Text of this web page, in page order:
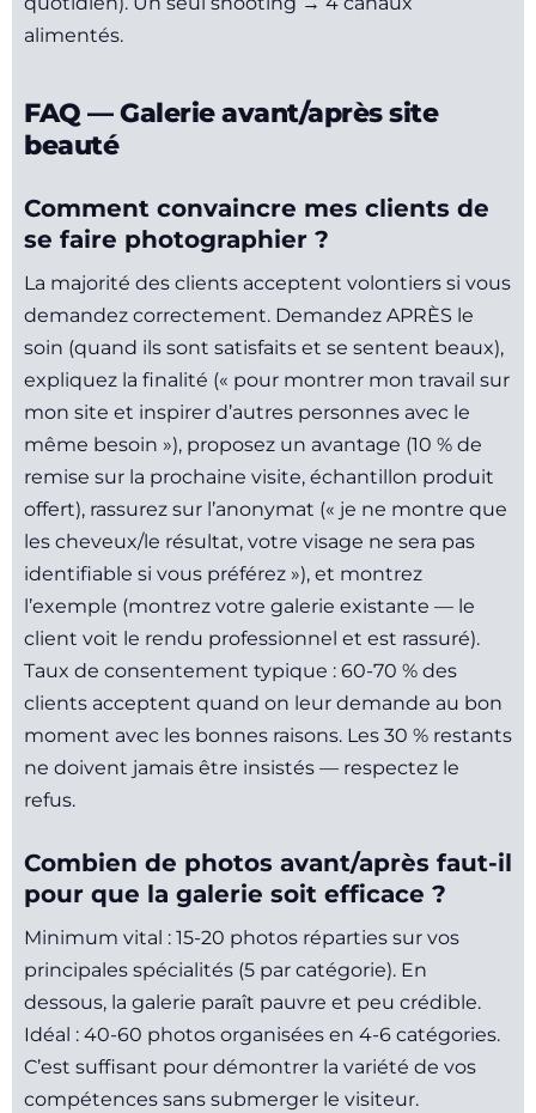
alimentés.
FAQ — Galerie avant/après site
beauté
Comment convaincre mes clients de
se faire photographier ?
La majorité des clients acceptent volontiers si vous
demandez correctement. Demandez APRÈS le
soin (quand ils sont satisfaits et se sentent beaux),
expliquez la finalité (« pour montrer mon travail sur
mon site et inspirer d’autres personnes avec le
même besoin »), proposez un avantage (10 % de
remise sur la prochaine visite, échantillon produit
offert), rassurez sur l’anonymat (« je ne montre que
les cheveux/le résultat, votre visage ne sera pas
identifiable si vous préférez »), et montrez
l’exemple (montrez votre galerie existante — le
client voit le rendu professionnel et est rassuré).
Taux de consentement typique : 60-70 % des
clients acceptent quand on leur demande au bon
moment avec les bonnes raisons. Les 30 % restants
ne doivent jamais être insistés — respectez le
refus.
Combien de photos avant/après faut-il
pour que la galerie soit efficace ?
Minimum vital : 15-20 photos réparties sur vos
principales spécialités (5 par catégorie). En
dessous, la galerie paraît pauvre et peu crédible.
Idéal : 40-60 photos organisées en 4-6 catégories.
C’est suffisant pour démontrer la variété de vos
compétences sans submerger le visiteur.